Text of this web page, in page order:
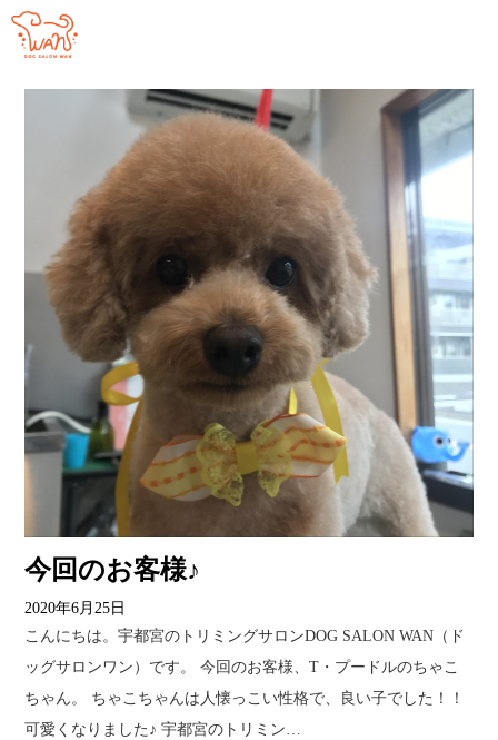
今回のお客様♪
2020年6月25日
こんにちは。宇都宮のトリミングサロンDOG SALON WAN（ド
ッグサロンワン）です。 今回のお客様、T・プードルのちゃこ
ちゃん。 ちゃこちゃんは人懐っこい性格で、良い子でした！！
可愛くなりました♪ 宇都宮のトリミン…